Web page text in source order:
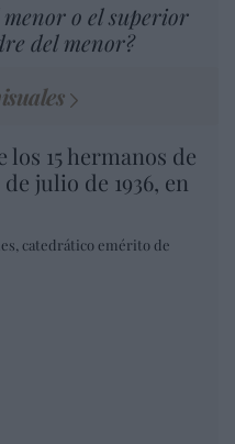
o el superior
del menor?
15 hermanos de
julio de 1936, en
catedrático emérito de